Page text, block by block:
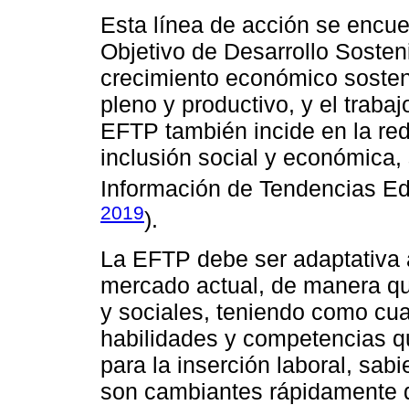
Esta línea de acción se
Objetivo de Desarrollo
crecimiento económico
pleno y productivo, y el
EFTP también incide en la
inclusión social y
Información de Tendencias
2019).
La EFTP debe ser
mercado actual, de manera
y sociales, teniendo como
habilidades y competencias
para la inserción laboral,
son cambiantes rápidamente